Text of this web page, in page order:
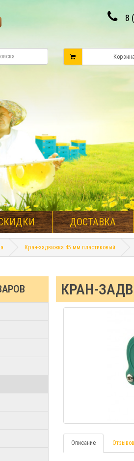
8
ДОСТАВКА
Кран-задвижка 45 мм пластиковый
КРАН-
Описание